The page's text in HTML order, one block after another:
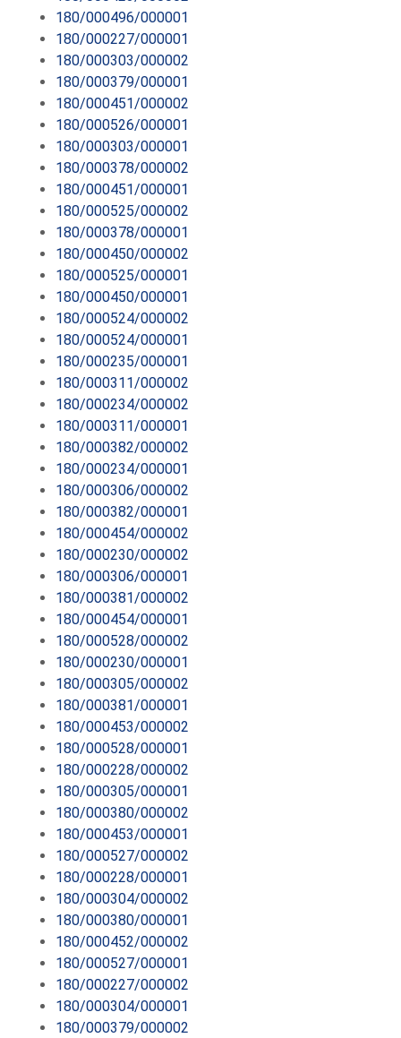
180/000496/000001
180/000227/000001
180/000303/000002
180/000379/000001
180/000451/000002
180/000526/000001
180/000303/000001
180/000378/000002
180/000451/000001
180/000525/000002
180/000378/000001
180/000450/000002
180/000525/000001
180/000450/000001
180/000524/000002
180/000524/000001
180/000235/000001
180/000311/000002
180/000234/000002
180/000311/000001
180/000382/000002
180/000234/000001
180/000306/000002
180/000382/000001
180/000454/000002
180/000230/000002
180/000306/000001
180/000381/000002
180/000454/000001
180/000528/000002
180/000230/000001
180/000305/000002
180/000381/000001
180/000453/000002
180/000528/000001
180/000228/000002
180/000305/000001
180/000380/000002
180/000453/000001
180/000527/000002
180/000228/000001
180/000304/000002
180/000380/000001
180/000452/000002
180/000527/000001
180/000227/000002
180/000304/000001
180/000379/000002